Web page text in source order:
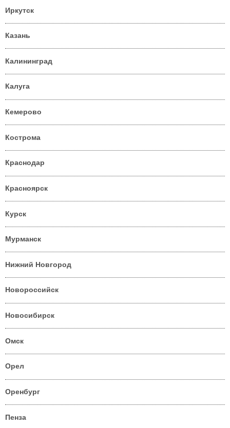
Иркутск
Казань
Калининград
Калуга
Кемерово
Кострома
Краснодар
Красноярск
Курск
Мурманск
Нижний Новгород
Новороссийск
Новосибирск
Омск
Орел
Оренбург
Пенза